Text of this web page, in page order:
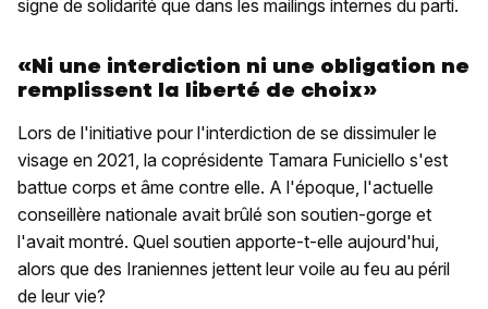
signe de solidarité que dans les mailings internes du parti.
«Ni une interdiction ni une obligation ne
remplissent la liberté de choix»
Lors de l'initiative pour l'interdiction de se dissimuler le
visage en 2021, la coprésidente Tamara Funiciello s'est
battue corps et âme contre elle. A l'époque, l'actuelle
conseillère nationale avait brûlé son soutien-gorge et
l'avait montré. Quel soutien apporte-t-elle aujourd'hui,
alors que des Iraniennes jettent leur voile au feu au péril
de leur vie?